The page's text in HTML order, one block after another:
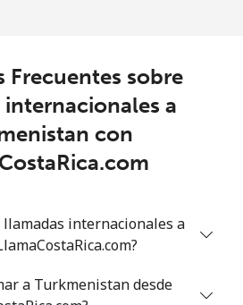
63 min por ⁦$5⁩
4 min por ⁦$5⁩
Frecuentes sobre
a
con
llamadas internacionales a
a Turkmenistan desde